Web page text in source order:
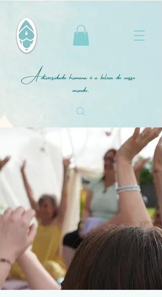
A diversidade humana é a beleza do nosso
mundo.